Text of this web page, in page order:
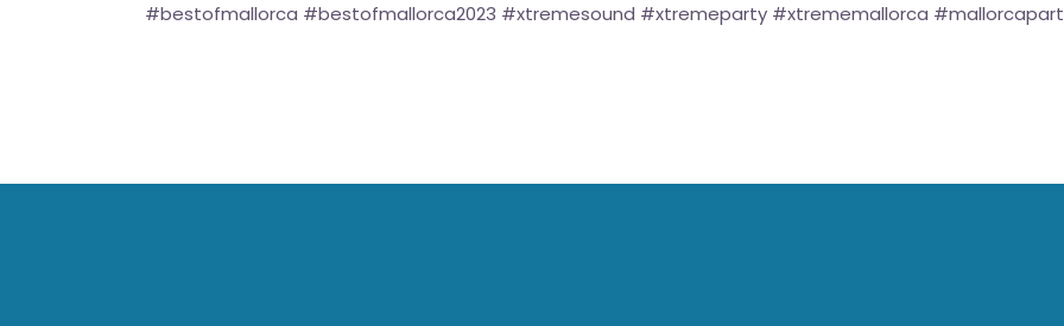
#bestofmallorca #bestofmallorca2023 #xtremesound #xtremeparty #xtrememallorca